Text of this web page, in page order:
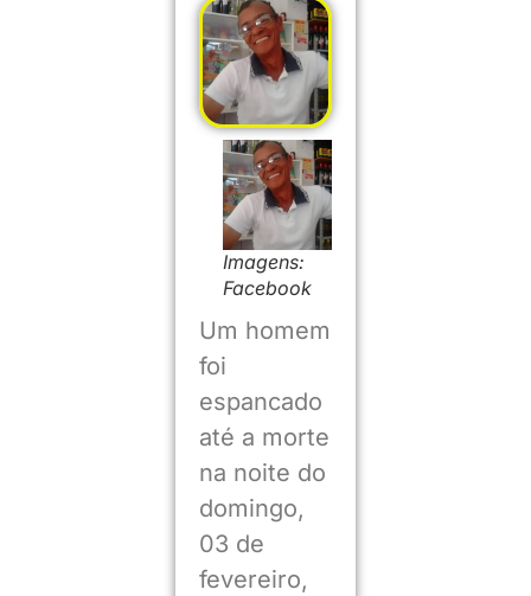
Imagens:
Facebook
Um homem
foi
espancado
até a morte
na noite do
domingo,
03 de
fevereiro,